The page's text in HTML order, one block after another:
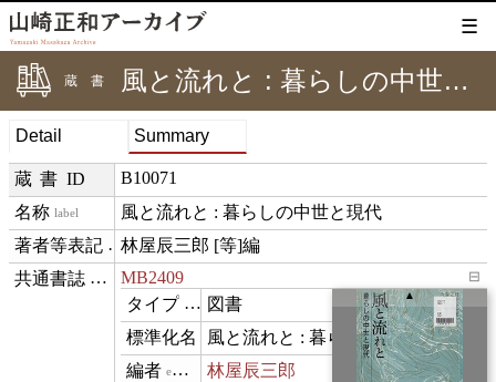
☰
蔵書 風と流れと : 暮らしの中世と現代
Detail Summary
蔵書ID B10071
label 風と流れと : 暮らしの中世と現代
creditText
林屋辰三郎 [等]編
exemplarOfMB2409 ⊟
type
▲
図書
name
風と流れと : 暮らしの中世と現代
editor 林屋辰三郎